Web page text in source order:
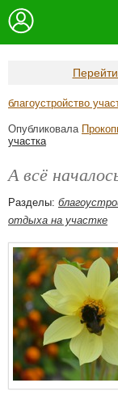
благоустройство
Опубликовала
участка
А всё
Разделы:
отдыха на участке